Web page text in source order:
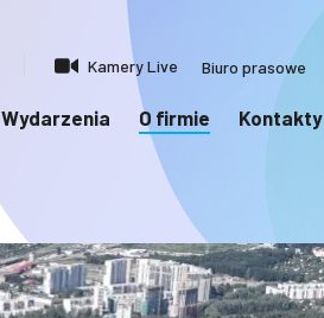
Kamery Live Biuro prasowe
Wydarzenia O firmie Kontakty